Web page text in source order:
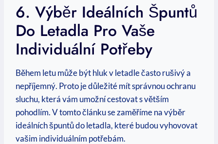
6. Výběr Ideálních Špuntů
Do Letadla Pro Vaše
Individuální Potřeby
Během letu může být hluk v letadle často rušivý a
nepříjemný. Proto je důležité mít správnou ochranu
sluchu, která vám umožní cestovat s větším
pohodlím. V tomto článku se zaměříme na výběr
ideálních špuntů do letadla, které budou vyhovovat
vašim individuálním potřebám.